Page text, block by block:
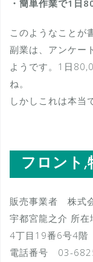
・簡単作業で1日
このようなことが
副業は、アンケー
ようです。1日
ね。
しかしこれは本当
フロント,
販売事業者 株式
宇都宮龍之介 所
4丁目19番6号4階
電話番号 03-